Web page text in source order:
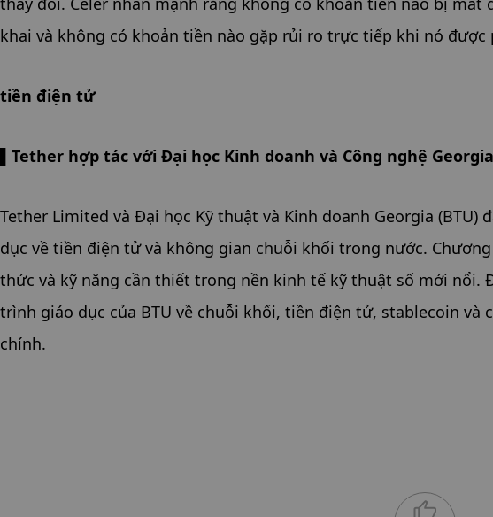
khai và không có khoản tiền nào gặp rủi ro trực tiếp khi nó được
tiền điện tử
▌Tether hợp tác với Đại học Kinh doanh và Công nghệ
Tether Limited và Đại học Kỹ thuật và Kinh doanh Georgia
dục về tiền điện tử và không gian chuỗi khối trong nước.
thức và kỹ năng cần thiết trong nền kinh tế kỹ thuật số mới nổi.
trình giáo dục của BTU về chuỗi khối, tiền điện tử, stablecoin và
chính.